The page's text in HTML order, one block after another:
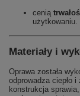
cenią
użytkowaniu.
Materiały i
Oprawa została
odprowadza ciepło
konstrukcja